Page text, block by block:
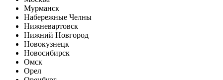
Мурманск
Набережные Челны
Нижневартовск
Нижний Новгород
Новокузнецк
Новосибирск
Омск
Орел